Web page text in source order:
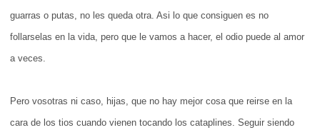
guarras o putas, no les queda otra. Asi lo que consiguen es no
follarselas en la vida, pero que le vamos a hacer, el odio puede al amor
a veces.
Pero vosotras ni caso, hijas, que no hay mejor cosa que reirse en la
cara de los tios cuando vienen tocando los cataplines. Seguir siendo